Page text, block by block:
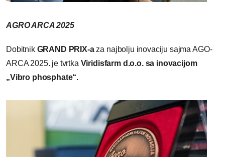
AGRO ARCA 2025
Dobitnik GRAND PRIX-aza najbolju inovaciju sajma AGO-
ARCA 2025. je tvrtka Viridisfarm d.o.o. sa inovacijom
„Vibro phosphate“.